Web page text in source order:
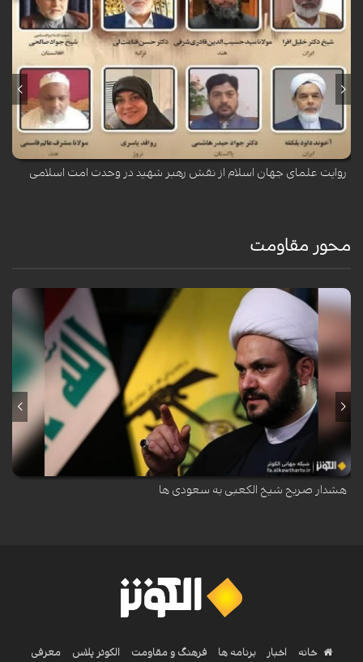
اولین وبینار بین‌المللی «شهید خامنه‌ای؛ جانفدای اسلام» به همت مجمع
جهانی تقریب مذاهب اسلامی و با سخنرانی اندیشمندان و علمای جهان و ایران
برگزار شد.
روایت علمای جهان اسلام از نقش رهبر شهید در وحدت امت اسلامی
محور مقاومت
دبیرکل جنبش نجباء بر ضرورت پاسخ قاطع به تجاوز اخیر سعودی آمریکایی به
عراق تاکید کرد.
هشدار صریح شیخ الکعبی به سعودی ها
خانه اخبار برنامه ها فرهنگ و مقاومت الکوثر پلاس معرفی